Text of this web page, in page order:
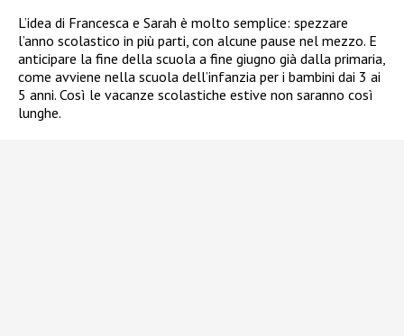
L’idea di Francesca e Sarah è molto semplice: spezzare
l’anno scolastico in più parti, con alcune pause nel mezzo. E
anticipare la fine della scuola a fine giugno già dalla primaria,
come avviene nella scuola dell’infanzia per i bambini dai 3 ai
5 anni. Così le vacanze scolastiche estive non saranno così
lunghe.